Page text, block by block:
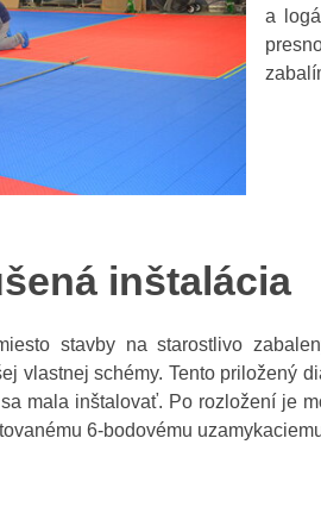
a
inštalácia
stavby na starostlivo
vlastnej schémy. Tento priložený
mala inštalovať. Po rozložení je
6-bodovému